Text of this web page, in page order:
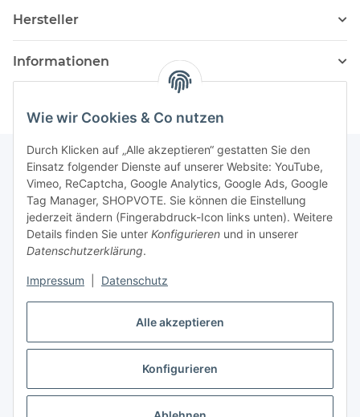
Alle akzeptieren
Konfigurieren
Wie wir Cookies & Co nutzen
Durch Klicken auf „Alle akzeptieren“ gestatten Sie den
Einsatz folgender Dienste auf unserer Website: YouTube,
Vimeo, ReCaptcha, Google Analytics, Google Ads, Google
Tag Manager, SHOPVOTE. Sie können die Einstellung
jederzeit ändern (Fingerabdruck-Icon links unten). Weitere
Details finden Sie unter Konfigurieren und in unserer
Datenschutzerklärung.
Impressum Datenschutz
Hersteller
Informationen
Newsletter Abonnieren
Bitte senden Sie mir entsprechend Ihrer
Datenschutzerklärungregelmäßig und jederzeit widerruflich
Informationen zu Ihrem Produktsortiment per E-Mail zu.
Abonnieren
Newsletter Abonnieren
Vertrag widerrufen
* Alle Preise inkl. gesetzlicher USt., zzgl.